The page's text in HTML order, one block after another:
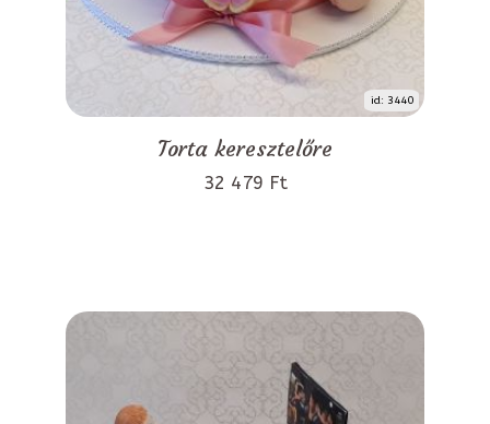
id: 3440
Torta keresztelőre
32 479 Ft